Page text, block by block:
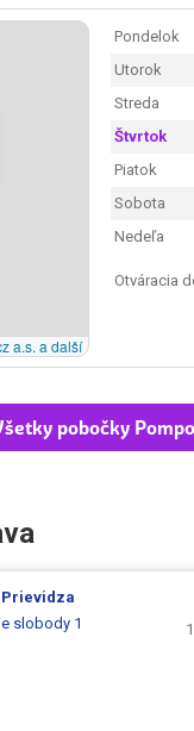
a.s. a další
Pondelok
Utorok
Streda
Štvrtok
Piatok
Sobota
Nedeľa
Otváracia
pobočky Pompo
Prievidza
slobody 1